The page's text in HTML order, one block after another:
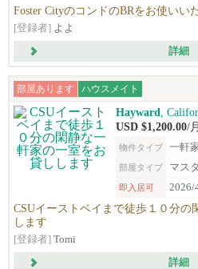
Foster CityのコンドのBRをお使いい
[登録者] よよ
詳細
部屋あります ハウスメイト
Hayward ,
USD $1,200.00/月
物件タイプ 一軒
部屋タイプ マス
即入居可 2026/
CSUイーストベイまで徒歩１０分の
します
[登録者] Tomi
詳細